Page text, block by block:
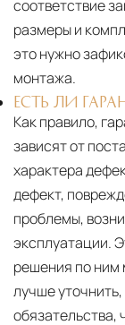
соответствие
размеры и
это нужно
монтажа.
ЕСТЬ ЛИ
Как правило,
зависят от
характера
дефект,
проблемы,
эксплуатации.
решения по ним
лучше
обязательства,